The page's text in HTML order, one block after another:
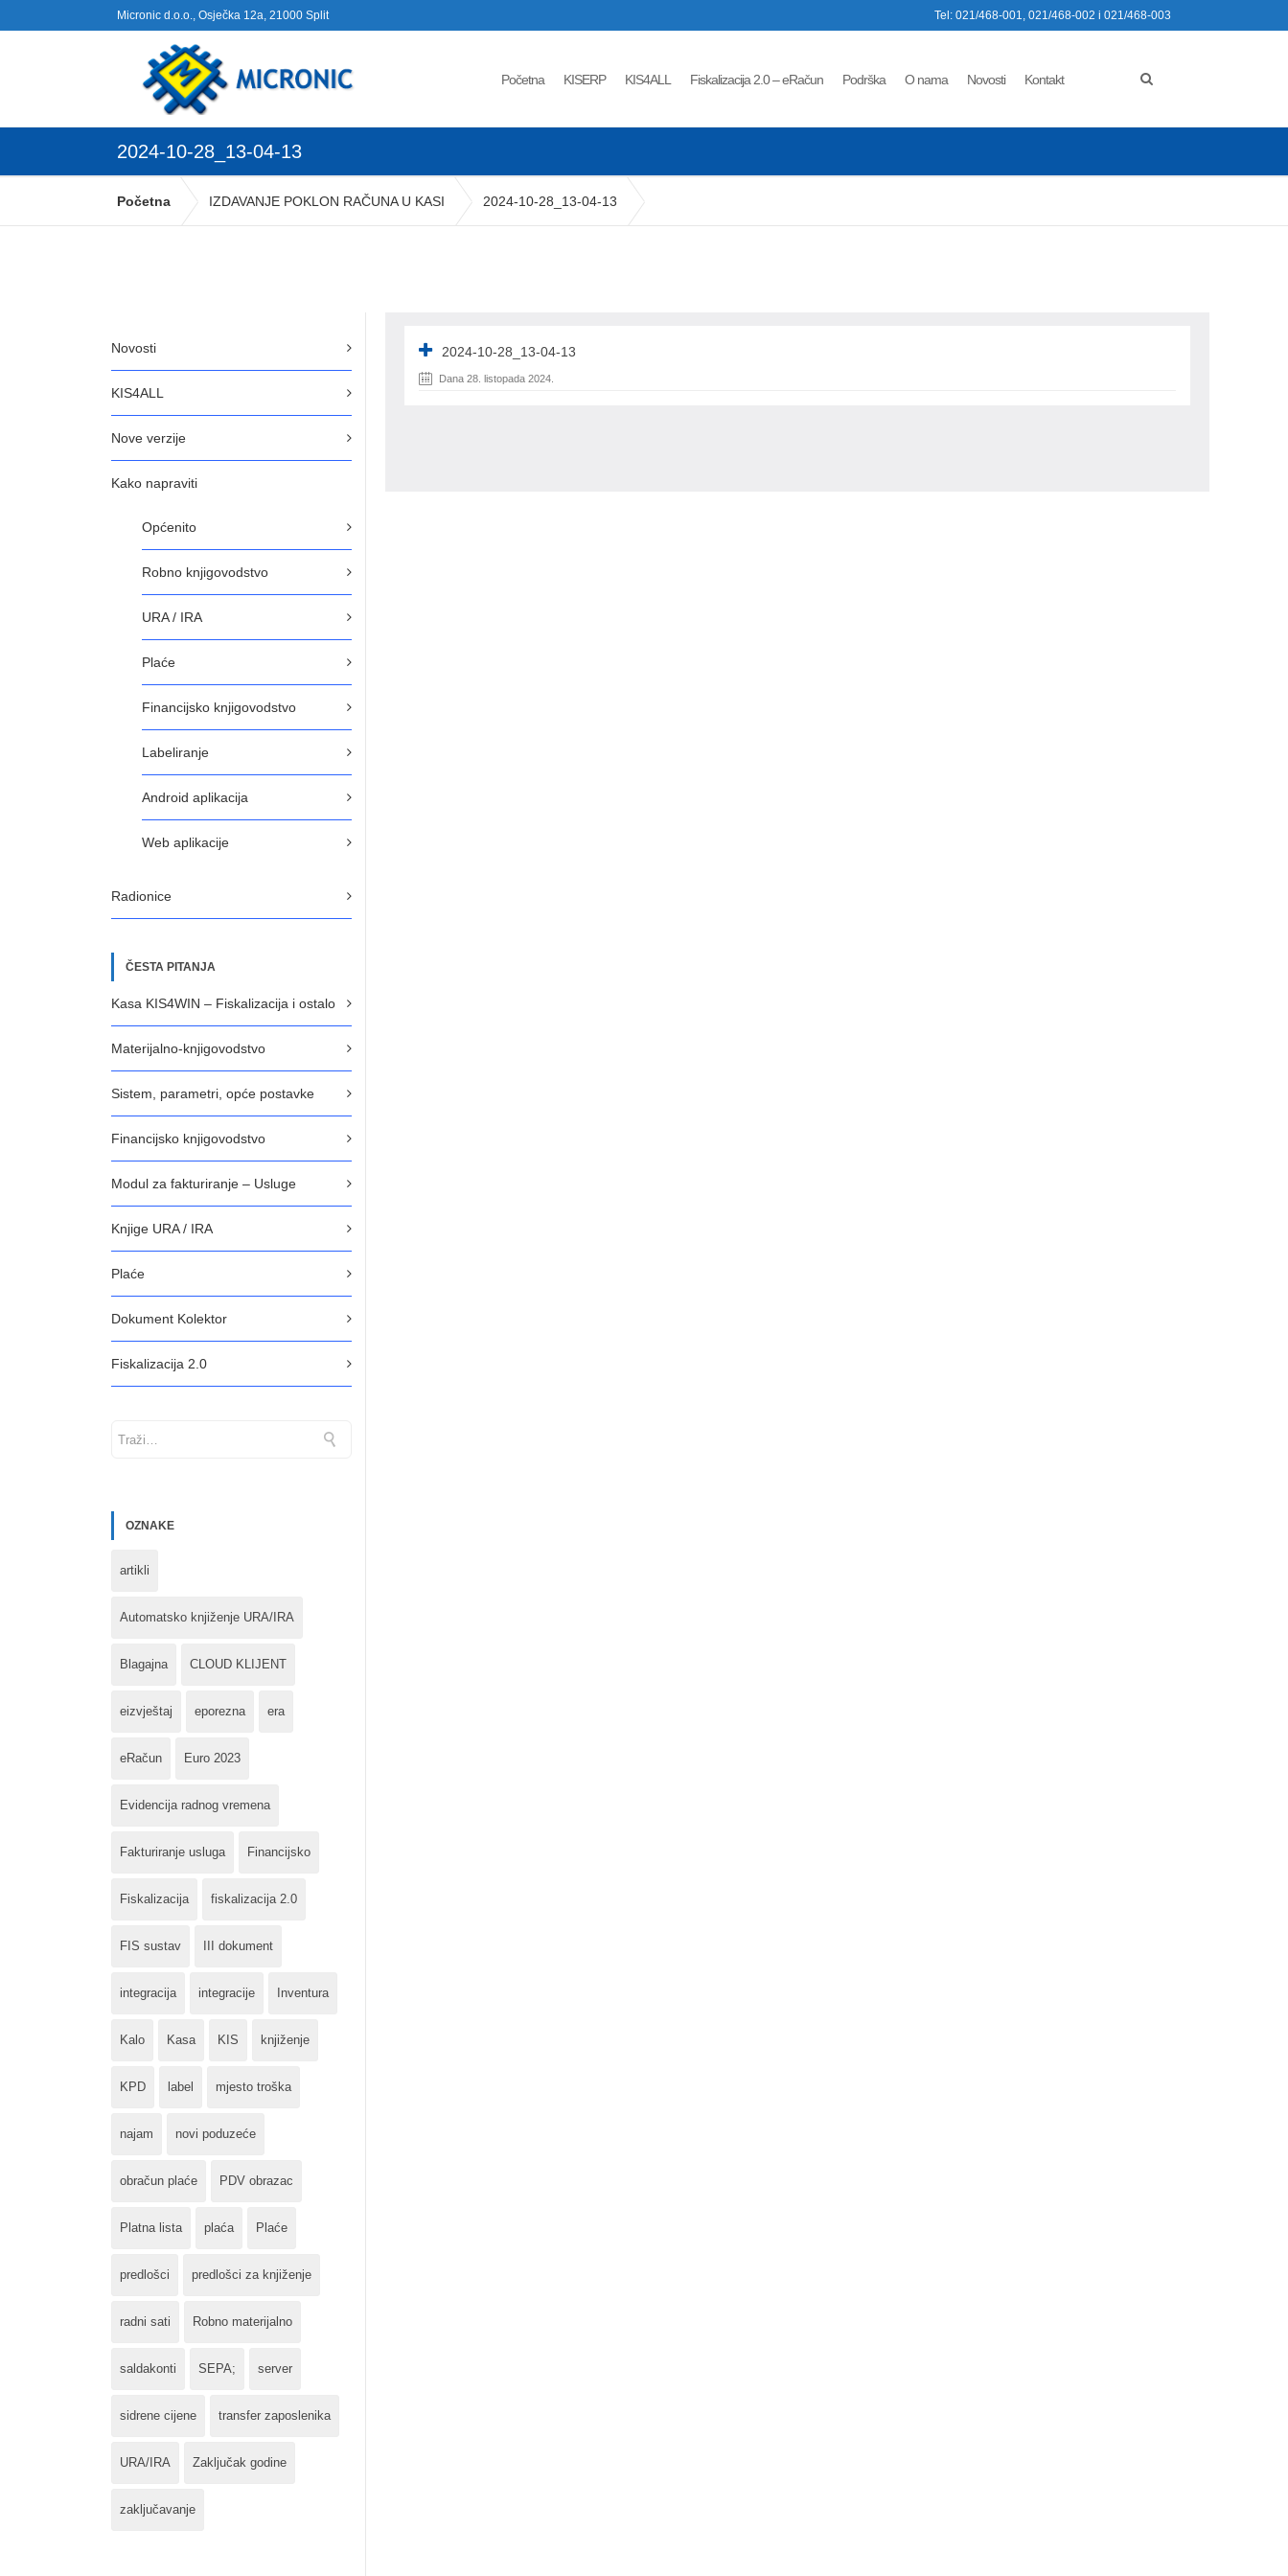
Micronic d.o.o., Osječka 12a, 21000 Split Tel: 021/468-001, 021/468-002 i 021/468-003
Početna KISERP KIS4ALL Fiskalizacija 2.0 – eRačun Podrška O nama Novosti Kontakt
2024-10-28_13-04-13
Početna IZDAVANJE POKLON RAČUNA U KASI 2024-10-28_13-04-13
Novosti
KIS4ALL
Nove verzije
Kako napraviti
Općenito
Robno knjigovodstvo
URA / IRA
Plaće
Financijsko knjigovodstvo
Labeliranje
Android aplikacija
Web aplikacije
Radionice
ČESTA PITANJA
Kasa KIS4WIN – Fiskalizacija i ostalo
Materijalno-knjigovodstvo
Sistem, parametri, opće postavke
Financijsko knjigovodstvo
Modul za fakturiranje – Usluge
Knjige URA / IRA
Plaće
Dokument Kolektor
Fiskalizacija 2.0
OZNAKE
artikli
Automatsko knjiženje URA/IRA
Blagajna CLOUD KLIJENT
eizvještaj eporezna era
eRačun Euro 2023
Evidencija radnog vremena
Fakturiranje usluga Financijsko
Fiskalizacija fiskalizacija 2.0
FIS sustav III dokument
integracija integracije Inventura
Kalo Kasa KIS knjiženje
KPD label mjesto troška
najam novi poduzeće
obračun plaće PDV obrazac
Platna lista plaća Plaće
predlošci predlošci za knjiženje
radni sati Robno materijalno
saldakonti SEPA; server
sidrene cijene transfer zaposlenika
URA/IRA Zaključak godine
zaključavanje
2024-10-28_13-04-13
Dana 28. listopada 2024.